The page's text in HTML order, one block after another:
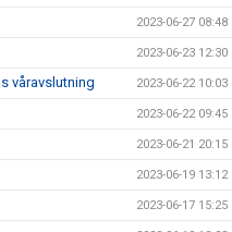
2023-06-27 08:48
2023-06-23 12:30
våravslutning 2023-06-22 10:03
2023-06-22 09:45
2023-06-21 20:15
2023-06-19 13:12
2023-06-17 15:25